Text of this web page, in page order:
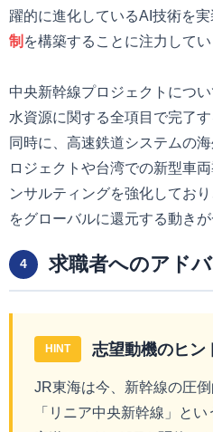
躍的に進化しているAI技術を実
制 を構築することに注力してい
中央新幹線プロジェクトにつ
水資源に関する全項目で完了
同時に、高速鉄道システムの
ロジェクトや台湾での新型車
ンサルティングを強化してお
をグローバルに還元する動き
4 求職者へのアド
HINT 志望動機のヒン
JR東海は今、新幹線の圧倒
「リニア中央新幹線」とい